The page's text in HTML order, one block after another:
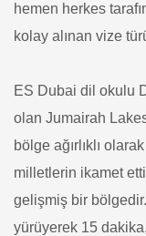
hemen herkes
kolay alınan vize
ES Dubai dil okulu
olan Jumairah
bölge ağırlıklı
milletlerin ikamet
gelişmiş bir
yürüyerek 15